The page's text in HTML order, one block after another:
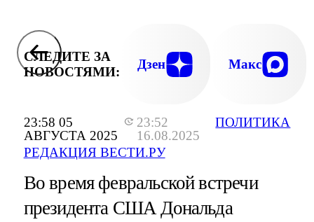
23:58 05
АВГУСТА 2025
23:52
16.08.2025
РЕДАКЦИЯ ВЕСТИ.РУ
ПОЛИТИКА
СЛЕДИТЕ ЗА
НОВОСТЯМИ:
Дзен Макс
Во время февральской встречи
президента США Дональда